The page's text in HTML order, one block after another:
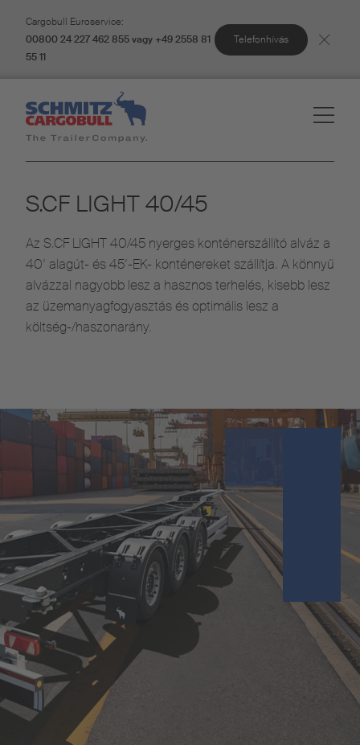
Cargobull Euroservice:
00800 24 227 462 855 vagy +49 2558 81
55 11
Telefonhívás
S.CF LIGHT 40/45
Az S.CF LIGHT 40/45 nyerges konténerszállító alváz a
40‘ alagút- és 45‘-EK- konténereket szállítja. A könnyű
alvázzal nagyobb lesz a hasznos terhelés, kisebb lesz
az üzemanyagfogyasztás és optimális lesz a
költség-/haszonarány.